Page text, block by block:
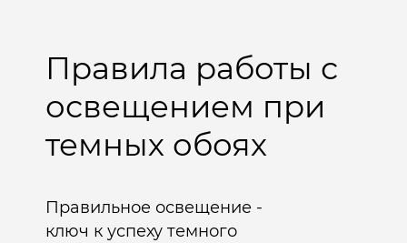
Правила работы с
освещением при
темных обоях
Правильное освещение -
ключ к успеху темного